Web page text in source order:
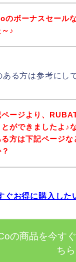
のボーナスセール
♪
る方は参考にし
ページより、
ができましたよ♪
方は下記ページ
お得に購入した
の商品を今す
ちら